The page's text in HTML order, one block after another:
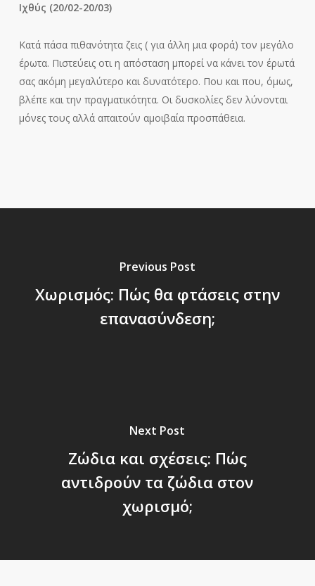
Ιχθύς (20/02-20/03)
Κατά πάσα πιθανότητα ζεις ( για άλλη μια φορά) τον μεγάλο
έρωτα. Πιστεύεις οτι η απόσταση μπορεί να κάνει τον έρωτά
σας ακόμη μεγαλύτερο και δυνατότερο. Που και που, όμως,
βλέπε και την πραγματικότητα. Οι δυσκολίες δεν λύνονται
μόνες τους αλλά απαιτούν αμοιβαία προσπάθεια.
Previous Post
Χωρισμός: Πώς θα φτάσεις στην
επανασύνδεση;
Next Post
Ζώδια και σχέσεις: Πώς
αντιδρούν τα ζώδια στον
χωρισμό;